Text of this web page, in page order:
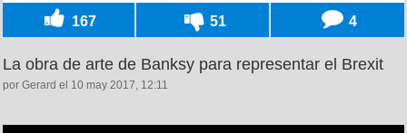
167 51 4
La obra de arte de Banksy para representar el Brexit
por Gerard el 10 may 2017, 12:11